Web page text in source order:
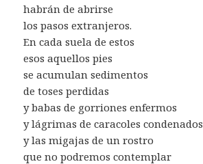
habrán de abrirse
los pasos extranjeros.
En cada suela de estos
esos aquellos pies
se acumulan sedimentos
de toses perdidas
y babas de gorriones enfermos
y lágrimas de caracoles condenados
y las migajas de un rostro
que no podremos contemplar